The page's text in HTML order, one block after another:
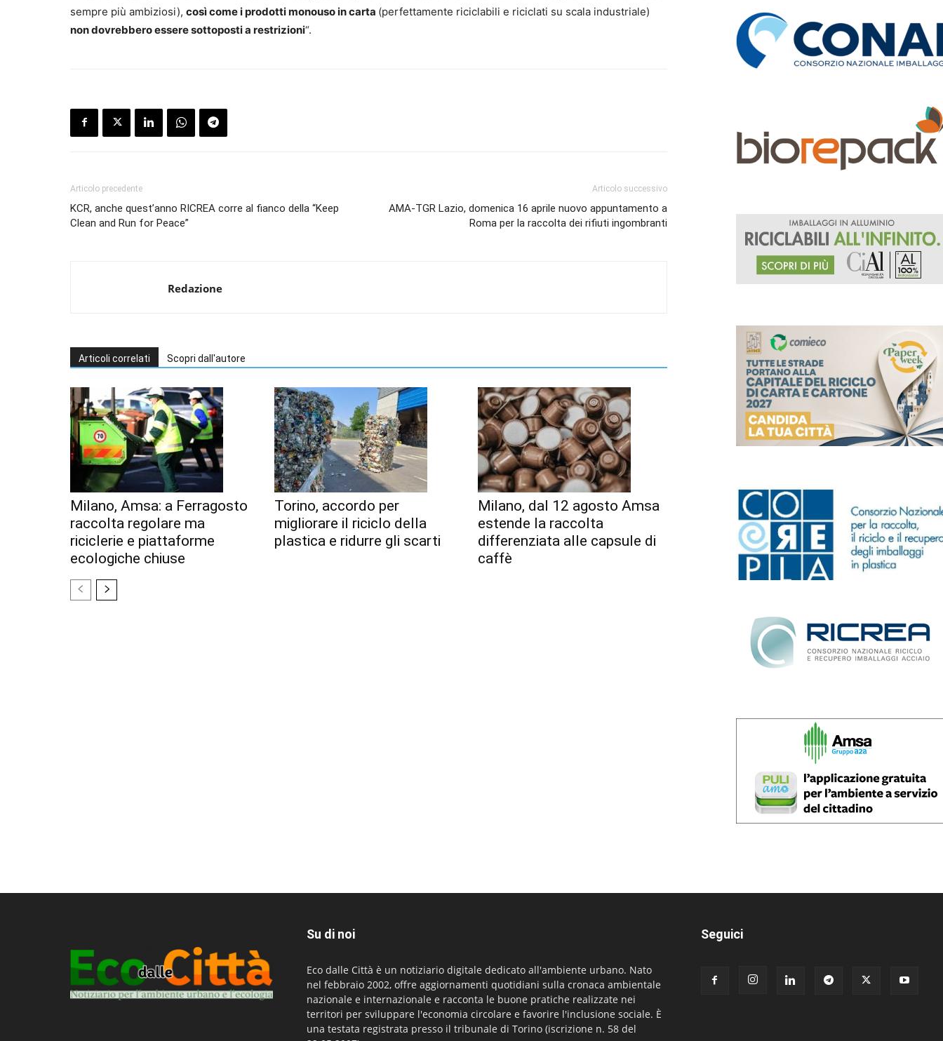
sempre più ambiziosi), così come i prodotti monouso in carta (perfettamente riciclabili e riciclati su scala industriale)
non dovrebbero essere sottoposti a restrizioni“.
Articolo precedente
KCR, anche quest’anno RICREA corre al fianco della “Keep
Clean and Run for Peace”
Articolo successivo
AMA-TGR Lazio, domenica 16 aprile nuovo appuntamento a
Roma per la raccolta dei rifiuti ingombranti
Redazione
Articoli correlati Scopri dall'autore
Milano, Amsa: a Ferragosto
raccolta regolare ma
riciclerie e piattaforme
ecologiche chiuse
Torino, accordo per
migliorare il riciclo della
plastica e ridurre gli scarti
Milano, dal 12 agosto Amsa
estende la raccolta
differenziata alle capsule di
caffè
Su di noi
Eco dalle Città è un notiziario digitale dedicato all'ambiente urbano. Nato
nel febbraio 2002, offre aggiornamenti quotidiani sulla cronaca ambientale
nazionale e internazionale e racconta le buone pratiche realizzate nei
territori per sviluppare l'economia circolare e favorire l'inclusione sociale. È
una testata registrata presso il tribunale di Torino (iscrizione n. 58 del
Seguici